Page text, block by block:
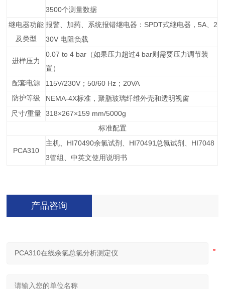
3500个测量数据
继电器功能
及类型
报警、加药、系统报错继电器： SPDT式继电器，5A、2
30V 电阻负载
进样压力
0.07 to 4 bar （如果压力超过4 bar则需要压力调节装
置）
配套电源
115V/230V ；50/60 Hz ；20VA
防护等级 NEMA-4X标准，聚脂玻璃纤维外壳和透明视窗
尺寸/重量 318×267×159 mm/5000g
标准配置
PCA310
主机、 HI70490余氯试剂、 HI70491 总氯试剂、 HI7048
3管组、中英文使用说明书
产品咨询